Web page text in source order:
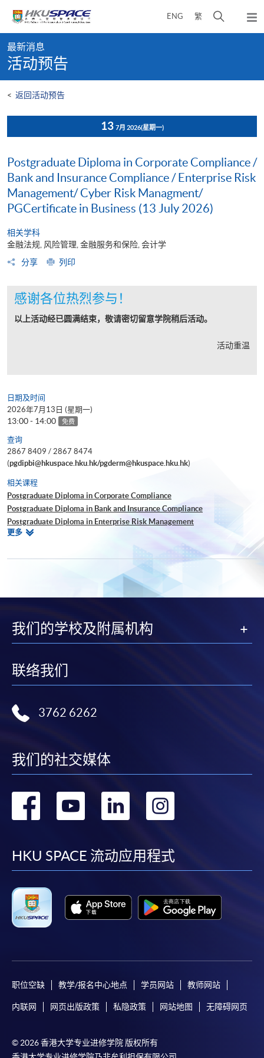
content
ENG 繁
开
弹
出
content
start
最新消息
活动预告
< 返回活动预告
13 7月 2026(星期一)
Postgraduate Diploma in Corporate Compliance /
Bank and Insurance Compliance / Enterprise Risk
Management/ Cyber Risk Managment/
PGCertificate in Business (13 July 2026)
相关学科
金融法规, 风险管理, 金融服务和保险, 会计学
分享
列印
感谢各位热烈参与！
以上活动经已圆满结束，敬请密切留意学院稍后活动。
活动重温
日期及时间
2026年7月13日 (星期一)
13:00 - 14:00 免费
查询
2867 8409 / 2867 8474
(pgdipbi@hkuspace.hku.hk/pgderm@hkuspace.hku.hk)
相关课程
Postgraduate Diploma in Corporate Compliance
Postgraduate Diploma in Bank and Insurance Compliance
Postgraduate Diploma in Enterprise Risk Management
Postgraduate Diploma in Cyber Risk Management
Postgraduate Certificate in Business Forensics
更多相
我们的学校及附属机构
联络我们
3762 6262
我们的社交媒体
转
facebook
转
youtube
转
linkedin
HKU SPACE 流动应用程式
职位空缺 教学/报名中心地点 学员网站 教师网站
内联网 网页出版政策 私隐政策 网站地图 无障碍网页
© 2026 香港大学专业进修学院 版权所有